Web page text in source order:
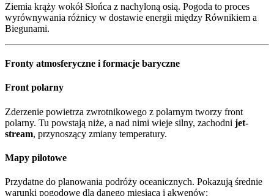
Ziemia krąży wokół Słońca z nachyloną osią. Pogoda to proces
wyrównywania różnicy w dostawie energii między Równikiem a
Biegunami.
Fronty atmosferyczne i formacje baryczne
Front polarny
Zderzenie powietrza zwrotnikowego z polarnym tworzy front
polarny. Tu powstają niże, a nad nimi wieje silny, zachodni jet-
stream, przynoszący zmiany temperatury.
Mapy pilotowe
Przydatne do planowania podróży oceanicznych. Pokazują średnie
warunki pogodowe dla danego miesiąca i akwenów: